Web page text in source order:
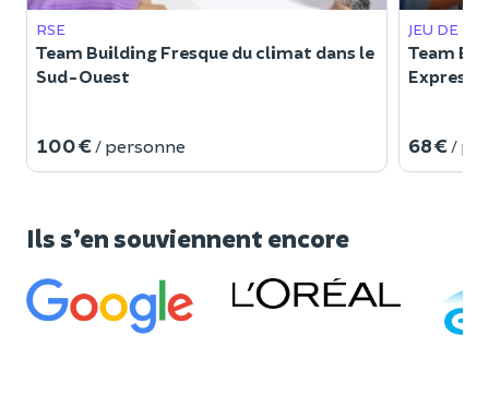
RSE
Team Building Fresque du climat dans le
Sud-Ouest
100 € / personne
JEU DE
Team
Express"
68 € /
Ils s’en souviennent encore